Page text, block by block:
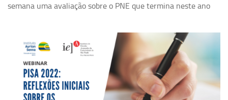
semana uma avaliação sobre o PNE que termina neste ano